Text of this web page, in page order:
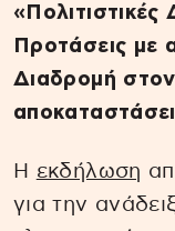
«Πολιτιστικές
Προτάσεις με
Διαδρομή
Η εκδήλωση
για την